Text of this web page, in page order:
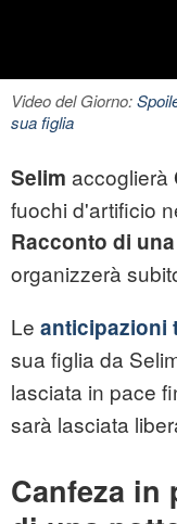
Video del Giorno:
sua figlia
Selim accoglierà
fuochi d'artificio
Racconto di
organizzerà
Le anticipazioni
sua figlia da
lasciata in pace
sarà lasciata
Canfeza in